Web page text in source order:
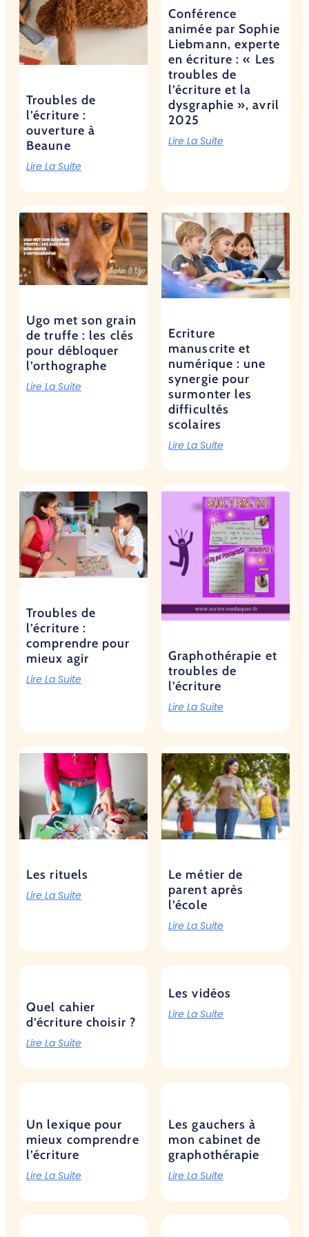
Troubles de
l’écriture :
ouverture à
Beaune
Lire La Suite
Conférence
animée par Sophie
Liebmann, experte
en écriture : « Les
troubles de
l’écriture et la
dysgraphie », avril
2025
Lire La Suite
Ugo met son grain
de truffe : les clés
pour débloquer
l’orthographe
Lire La Suite
Ecriture
manuscrite et
numérique : une
synergie pour
surmonter les
difficultés
scolaires
Lire La Suite
Troubles de
l’écriture :
comprendre pour
mieux agir
Lire La Suite
Graphothérapie et
troubles de
l’écriture
Lire La Suite
Les rituels
Lire La Suite
Le métier de
parent après
l’école
Lire La Suite
Quel cahier
d’écriture choisir ?
Lire La Suite
Les vidéos
Lire La Suite
Un lexique pour
mieux comprendre
l’écriture
Lire La Suite
Les gauchers à
mon cabinet de
graphothérapie
Lire La Suite